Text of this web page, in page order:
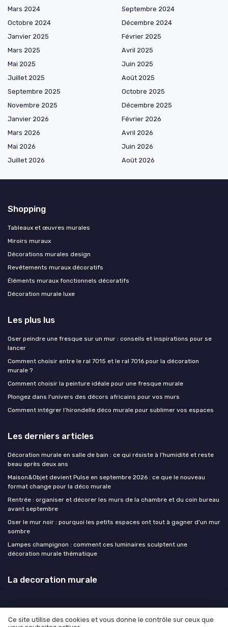
Mars 2024
Septembre 2024
Octobre 2024
Décembre 2024
Janvier 2025
Février 2025
Mars 2025
Avril 2025
Mai 2025
Juin 2025
Juillet 2025
Août 2025
Septembre 2025
Octobre 2025
Novembre 2025
Décembre 2025
Janvier 2026
Février 2026
Mars 2026
Avril 2026
Mai 2026
Juin 2026
Juillet 2026
Août 2026
Shopping
Tableaux et œuvres murales
Miroirs muraux
Décorations murales design
Revêtements muraux décoratifs
Éléments muraux fonctionnels décoratifs
Décoration murale luxe
Les plus lus
Oser peindre une fresque sur un mur : conseils et inspirations pour se
lancer
Comment choisir entre le ral 7015 et le ral 7016 pour la décoration
murale ?
Comment choisir la peinture idéale pour une fresque murale
Plongez dans l'univers des décors africains pour vos murs
Comment intégrer l’hirondelle déco murale pour sublimer vos espaces
Les derniers articles
Décoration murale en salle de bain : ce qui résiste à l'humidité et reste
beau après deux ans
Maison&Objet devient Pulse en septembre 2026 : ce que le nouveau
format change pour la déco murale
Rentrée : organiser et décorer les murs de la chambre et du coin bureau
avant septembre
Oser le mur noir : pourquoi les petits espaces ont tout à gagner d'un mur
sombre
Lampes champignon : comment ces luminaires sculptent une
décoration murale thématique
La decoration murale
Ce site utilise des cookies et vous donne le contrôle sur ceux que